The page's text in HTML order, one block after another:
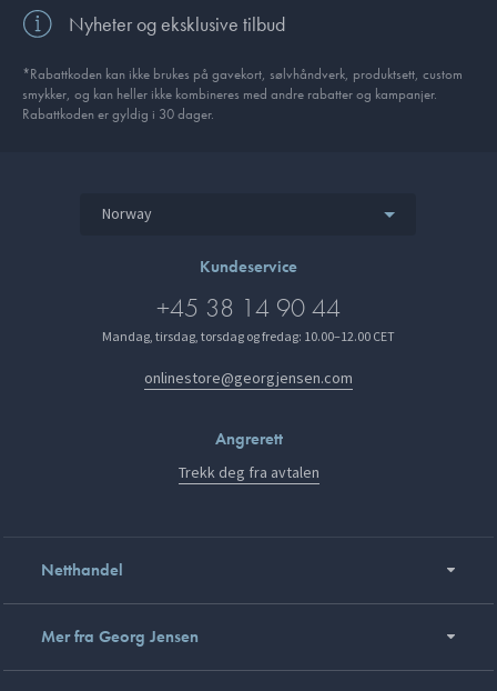
Nyheter og eksklusive tilbud
*Rabattkoden kan ikke brukes på gavekort, sølvhåndverk, produkt­sett, custom
smykker, og kan heller ikke kombineres med andre rabatter og kampanjer.
Rabattkoden er gyldig i 30 dager.
Norway
Kundeservice
+45 38 14 90 44
Mandag, tirsdag, torsdag og fredag: 10.00–12.00 CET
onlinestore@georgjensen.com
Angrerett
Trekk deg fra avtalen
Netthandel
Mer fra Georg Jensen